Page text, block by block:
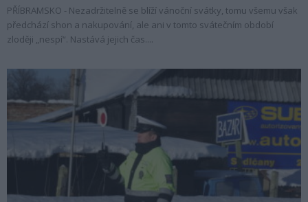
PŘÍBRAMSKO - Nezadržitelně se blíží vánoční svátky, tomu všemu však
předchází shon a nakupování, ale ani v tomto svátečním období
zloději „nespí“. Nastává jejich čas....